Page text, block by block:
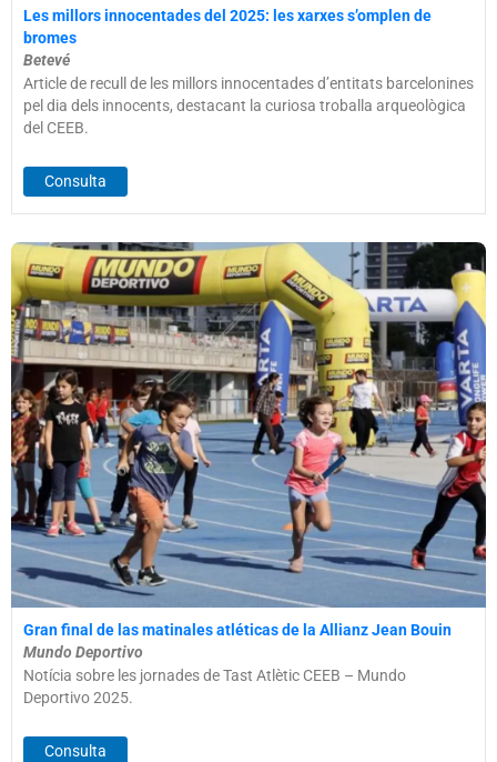
Les millors innocentades del 2025: les xarxes s’omplen de
bromes
Betevé
Article de recull de les millors innocentades d’entitats barcelonines
pel dia dels innocents, destacant la curiosa troballa arqueològica
del CEEB.
Consulta
Gran final de las matinales atléticas de la Allianz Jean Bouin
Mundo Deportivo
Notícia sobre les jornades de Tast Atlètic CEEB – Mundo
Deportivo 2025.
Consulta